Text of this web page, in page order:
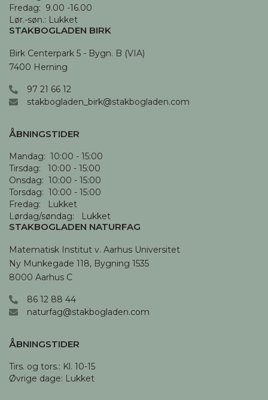
Nødvendige
Statistiske
Fredag:  9.00 -16.00
Lør.-søn.: Lukket
STAKBOGLADEN BIRK
Birk Centerpark 5 - Bygn. B (VIA)
7400 Herning
97 21 66 12
stakbogladen_birk@stakbogladen.com
ÅBNINGSTIDER
Mandag:  10:00 - 15:00
Tirsdag:   10:00 - 15:00
Onsdag:  10:00 - 15:00
Torsdag:  10:00 - 15:00
Fredag:   Lukket
Lørdag/søndag:   Lukket
STAKBOGLADEN NATURFAG
Matematisk Institut v. Aarhus Universitet
Ny Munkegade 118, Bygning 1535
8000 Aarhus C
86 12 88 44
naturfag@stakbogladen.com
ÅBNINGSTIDER
Tirs. og tors.: Kl. 10-15
Øvrige dage: Lukket